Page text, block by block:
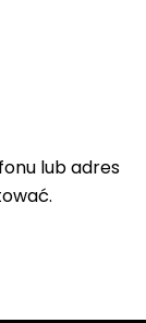
lub adres